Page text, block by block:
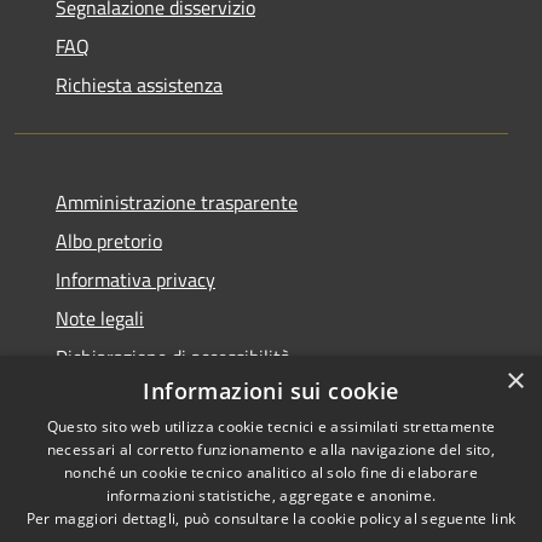
Segnalazione disservizio
FAQ
Richiesta assistenza
Amministrazione trasparente
Albo pretorio
Informativa privacy
Note legali
Dichiarazione di accessibilità
Accessibilità
Copyright ©
×
Informazioni sui cookie
Questo sito web utilizza cookie tecnici e assimilati strettamente
necessari al corretto funzionamento e alla navigazione del sito,
nonché un cookie tecnico analitico al solo fine di elaborare
informazioni statistiche, aggregate e anonime.
Per maggiori dettagli, può consultare la cookie policy al seguente link